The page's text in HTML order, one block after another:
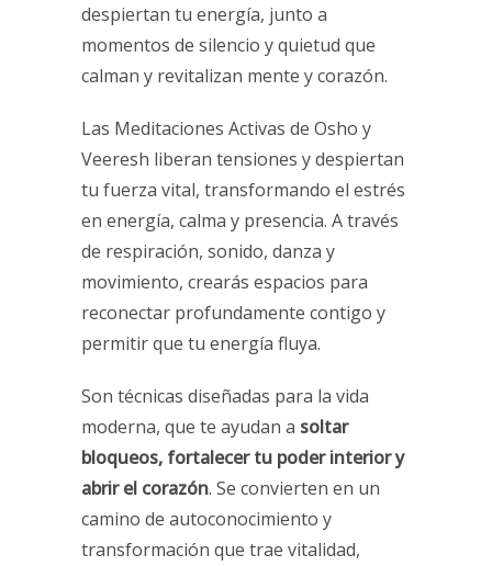
despiertan tu energía, junto a
momentos de silencio y quietud que
calman y revitalizan mente y corazón.
Las Meditaciones Activas de Osho y
Veeresh liberan tensiones y despiertan
tu fuerza vital, transformando el estrés
en energía, calma y presencia. A través
de respiración, sonido, danza y
movimiento, crearás espacios para
reconectar profundamente contigo y
permitir que tu energía fluya.
Son técnicas diseñadas para la vida
moderna, que te ayudan a soltar
bloqueos, fortalecer tu poder interior y
abrir el corazón. Se convierten en un
camino de autoconocimiento y
transformación que trae vitalidad,